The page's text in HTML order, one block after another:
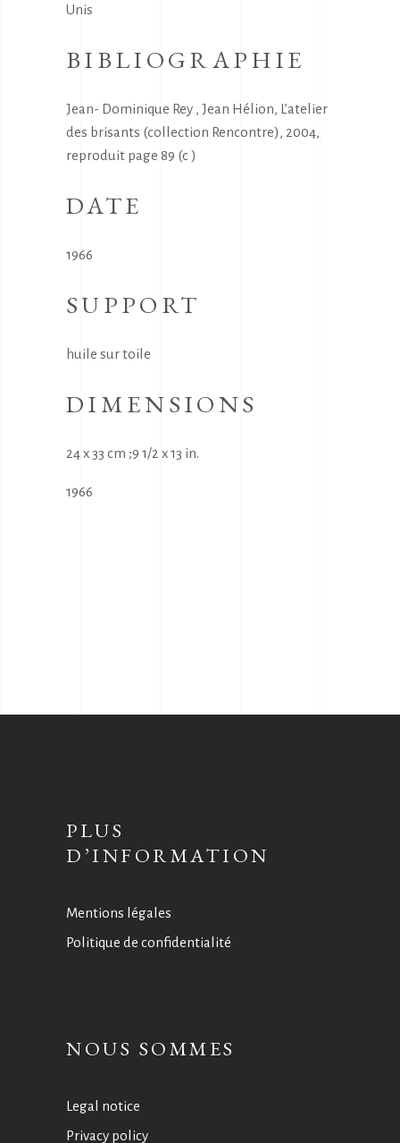
Unis
BIBLIOGRAPHIE
Jean- Dominique Rey , Jean Hélion, L’atelier
des brisants (collection Rencontre), 2004,
reproduit page 89 (c )
DATE
1966
SUPPORT
huile sur toile
DIMENSIONS
24 x 33 cm ;9 1/2 x 13 in.
1966
PLUS
D’INFORMATION
Mentions légales
Politique de confidentialité
NOUS SOMMES
Legal notice
Privacy policy